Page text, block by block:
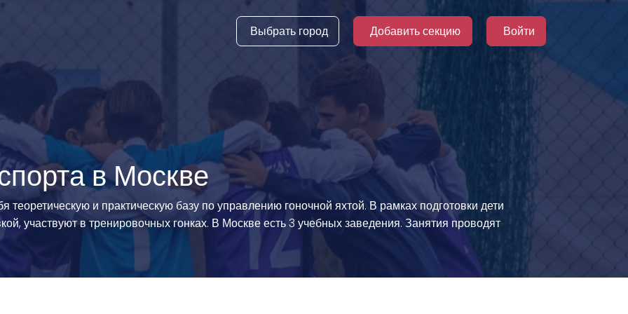
виды
спорт
спорта
и
Выбрать город Добавить секцию Войти
в Москве
теоретическую и практическую базу по управлению гоночной яхтой. В рамках подготовки дети
участвуют в тренировочных гонках. В Москве есть 3 учебных заведения. Занятия проводят